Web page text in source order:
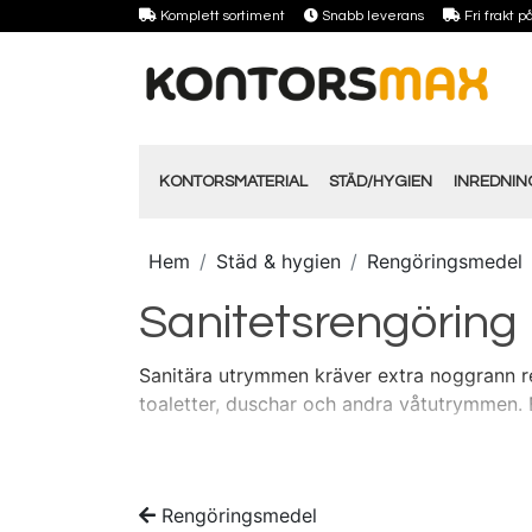
Komplett sortiment Snabb leverans Fri frakt
KONTORSMATERIAL STÄD/HYGIEN
Hem Städ & hygien Rengöringsmedel
Sanitetsrengöring
Sanitära utrymmen kräver extra
toaletter, duschar och andra
Rengöringsmedel